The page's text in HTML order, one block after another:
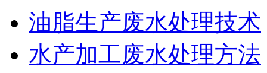
油脂生产废水处理技术
水产加工废水处理方法